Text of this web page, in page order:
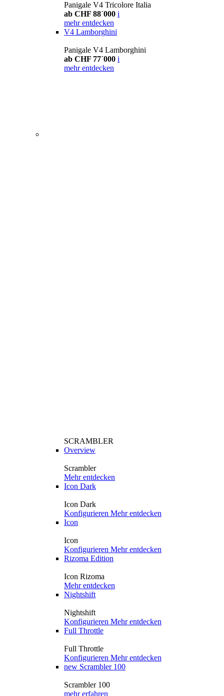
Panigale V4 Tricolore Italia
ab CHF 88´000 i
mehr entdecken
V4 Lamborghini
Panigale V4 Lamborghini
ab CHF 77´000 i
mehr entdecken
SCRAMBLER
Overview
Scrambler
Mehr entdecken
Icon Dark
Icon Dark
Konfigurieren Mehr entdecken
Icon
Icon
Konfigurieren Mehr entdecken
Rizoma Edition
Icon Rizoma
Mehr entdecken
Nightshift
Nightshift
Konfigurieren Mehr entdecken
Full Throttle
Full Throttle
Konfigurieren Mehr entdecken
new Scrambler 100
Scrambler 100
mehr erfahren